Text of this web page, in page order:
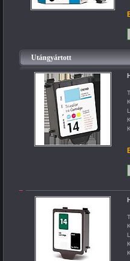
Utángyártott